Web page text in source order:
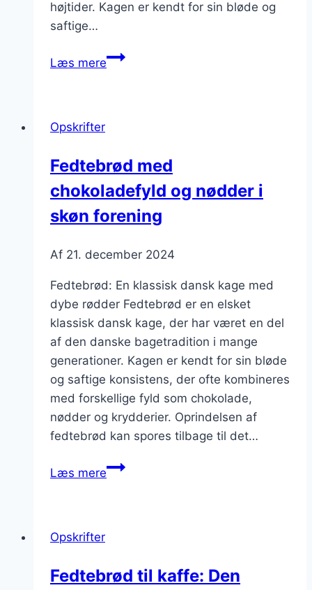
højtider. Kagen er kendt for sin bløde og
saftige…
Læs mereFedtebrød
smag
Opskrifter
Fedtebrød med
chokoladefyld og nødder i
skøn forening
Af 21. december 2024
Fedtebrød: En klassisk dansk kage med
dybe rødder Fedtebrød er en elsket
klassisk dansk kage, der har været en del
af den danske bagetradition i mange
generationer. Kagen er kendt for sin bløde
og saftige konsistens, der ofte kombineres
med forskellige fyld som chokolade,
nødder og krydderier. Oprindelsen af
fedtebrød kan spores tilbage til det…
Læs mereFedtebrød
skøn
Opskrifter
Fedtebrød til kaffe: Den